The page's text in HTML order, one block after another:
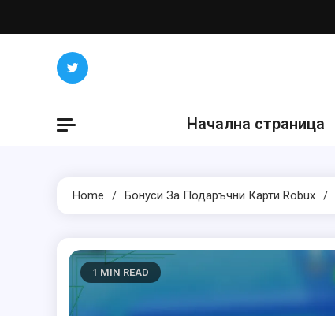
to
Начална страница
Home Бонуси За Подаръчни Карти Robux
1 MIN READ